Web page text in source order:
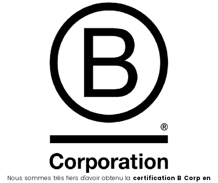
Nous sommes très fiers d'avoir obtenu la certification B Corp en